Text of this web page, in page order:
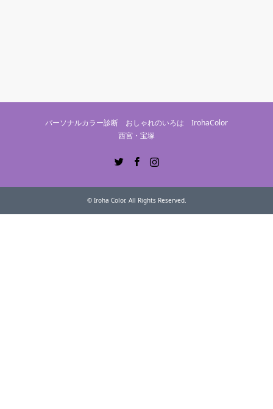
パーソナルカラー診断 おしゃれのいろは IrohaColor
西宮・宝塚
© Iroha Color. All Rights Reserved.